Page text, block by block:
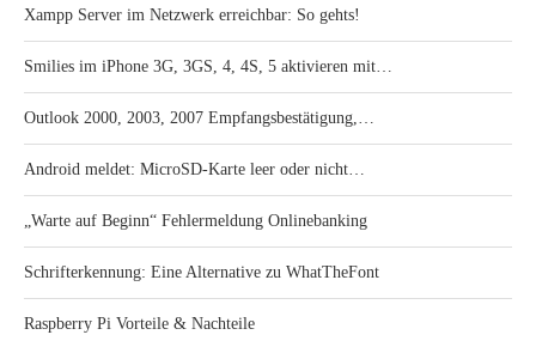
Xampp Server im Netzwerk erreichbar: So gehts!
Smilies im iPhone 3G, 3GS, 4, 4S, 5 aktivieren mit…
Outlook 2000, 2003, 2007 Empfangsbestätigung,…
Android meldet: MicroSD-Karte leer oder nicht…
„Warte auf Beginn“ Fehlermeldung Onlinebanking
Schrifterkennung: Eine Alternative zu WhatTheFont
Raspberry Pi Vorteile & Nachteile